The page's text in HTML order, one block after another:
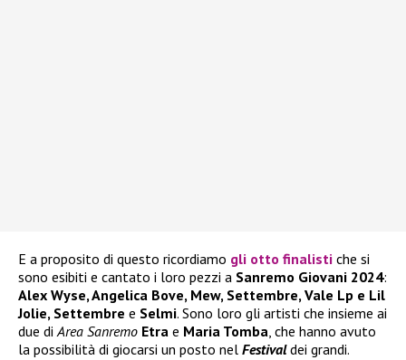
E a proposito di questo ricordiamo gli otto finalisti che si
sono esibiti e cantato i loro pezzi a Sanremo Giovani 2024:
Alex Wyse, Angelica Bove, Mew, Settembre, Vale Lp e Lil
Jolie, Settembre e Selmi. Sono loro gli artisti che insieme ai
due diArea Sanremo Etra e Maria Tomba, che hanno avuto
la possibilità di giocarsi un posto nel Festivaldei grandi.